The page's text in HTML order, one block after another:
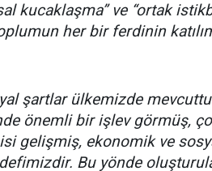
kucaklaşma” ve “ortak
her bir ferdinin
şartlar ülkemizde
önemli bir işlev görmüş,
gelişmiş, ekonomik ve
Bu yönde